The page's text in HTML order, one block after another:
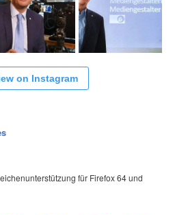
on Instagram
für Firefox 64 und